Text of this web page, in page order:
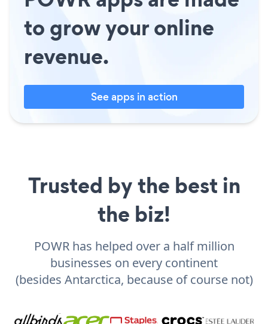
to grow your online
revenue.
See apps in action
Trusted by the best in
the biz!
POWR has helped over a half million
businesses on every continent
(besides Antarctica, because of course not)